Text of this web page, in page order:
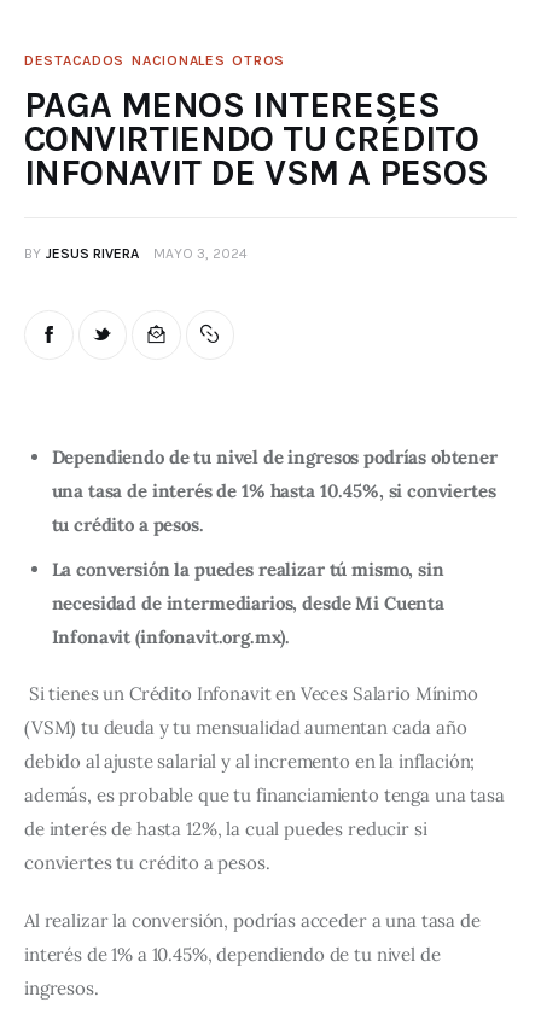
DESTACADOS NACIONALES OTROS
PAGA MENOS INTERESES
CONVIRTIENDO TU CRÉDITO
INFONAVIT DE VSM A PESOS
BY JESUS RIVERA MAYO 3, 2024
Dependiendo de tu nivel de ingresos podrías obtener
una tasa de interés de 1% hasta 10.45%, si conviertes
tu crédito a pesos.
La conversión la puedes realizar tú mismo, sin
necesidad de intermediarios, desde Mi Cuenta
Infonavit (infonavit.org.mx).
Si tienes un Crédito Infonavit en Veces Salario Mínimo
(VSM) tu deuda y tu mensualidad aumentan cada año
debido al ajuste salarial y al incremento en la inflación;
además, es probable que tu financiamiento tenga una tasa
de interés de hasta 12%, la cual puedes reducir si
conviertes tu crédito a pesos.
Al realizar la conversión, podrías acceder a una tasa de
interés de 1% a 10.45%, dependiendo de tu nivel de
ingresos.